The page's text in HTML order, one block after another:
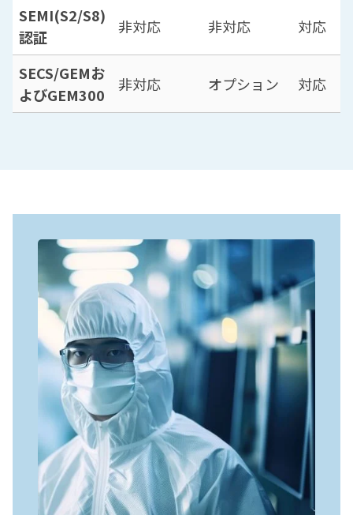
SEMI(S2/S8)
認証
非対応 非対応 対応
SECS/GEMお
よびGEM300
非対応 オプション 対応